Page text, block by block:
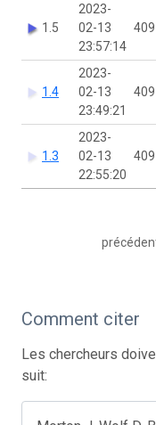
1.5
2023-
02-13
23:57:14
409
1.4
2023-
02-13
23:49:21
409
1.3
2023-
02-13
22:55:20
409
Comment citer
Les chercheurs
suit: